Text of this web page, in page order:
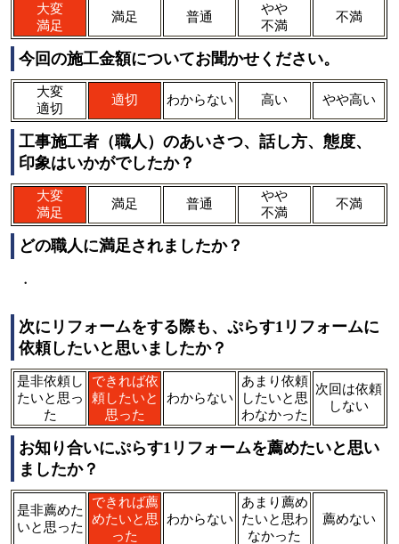
大変
満足
満足 普通
やや
不満
不満
今回の施工金額についてお聞かせください。
大変
適切
適切 わからない 高い やや高い
工事施工者（職人）のあいさつ、話し方、態度、
印象はいかがでしたか？
大変
満足
満足 普通
やや
不満
不満
どの職人に満足されましたか？
・
次にリフォームをする際も、ぷらす1リフォームに
依頼したいと思いましたか？
是非依頼し
たいと思っ
た
できれば依
頼したいと
思った
わからない
あまり依頼
したいと思
わなかった
次回は依頼
しない
お知り合いにぷらす1リフォームを薦めたいと思い
ましたか？
是非薦めた
いと思った
できれば薦
めたいと思
った
わからない
あまり薦め
たいと思わ
なかった
薦めない